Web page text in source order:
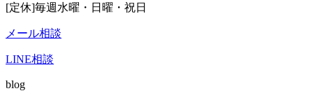
[定休]毎週水曜・日曜・祝日
メール相談
LINE相談
blog